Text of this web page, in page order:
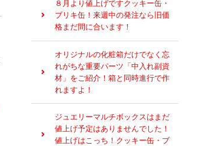
８月より値上げですクッキー缶・
ブリキ缶！来週中の発注なら旧価
格まだ間に合います！
オリジナルの化粧箱だけでなく忘
れがちな重要パーツ「中入れ副資
材」をご紹介！箱と同時進行で作
れますよ！
ジュエリーマルチボックスはまだ
値上げ予定はありませんでした！
値上げはこっち！クッキー缶・ブ